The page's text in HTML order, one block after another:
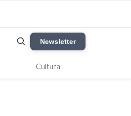
Newsletter
Cultura